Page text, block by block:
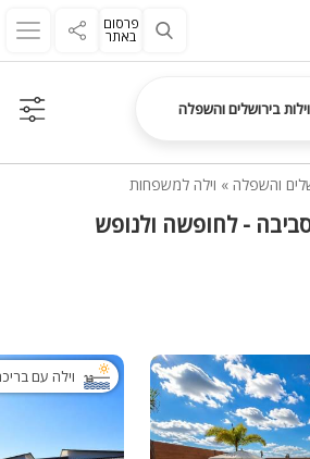
פרסום
באתר
וילות בירושלים והשפלה
והשפלה » וילה למשפחות
- לחופשה ולנופש
וילה עם